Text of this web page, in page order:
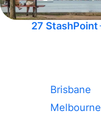
27 StashPoint
Brisbane
Melbourne